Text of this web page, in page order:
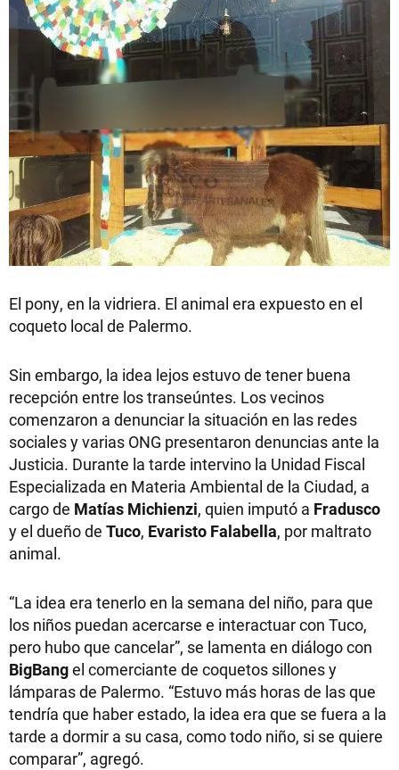
El pony, en la vidriera. El animal era expuesto en el
coqueto local de Palermo.
Sin embargo, la idea lejos estuvo de tener buena
recepción entre los transeúntes. Los vecinos
comenzaron a denunciar la situación en las redes
sociales y varias ONG presentaron denuncias ante la
Justicia. Durante la tarde intervino la Unidad Fiscal
Especializada en Materia Ambiental de la Ciudad, a
cargo de Matías Michienzi, quien imputó a Fradusco
y el dueño de Tuco, Evaristo Falabella, por maltrato
animal.
“La idea era tenerlo en la semana del niño, para que
los niños puedan acercarse e interactuar con Tuco,
pero hubo que cancelar”, se lamenta en diálogo con
BigBangel comerciante de coquetos sillones y
lámparas de Palermo. “Estuvo más horas de las que
tendría que haber estado, la idea era que se fuera a la
tarde a dormir a su casa, como todo niño, si se quiere
comparar”, agregó.